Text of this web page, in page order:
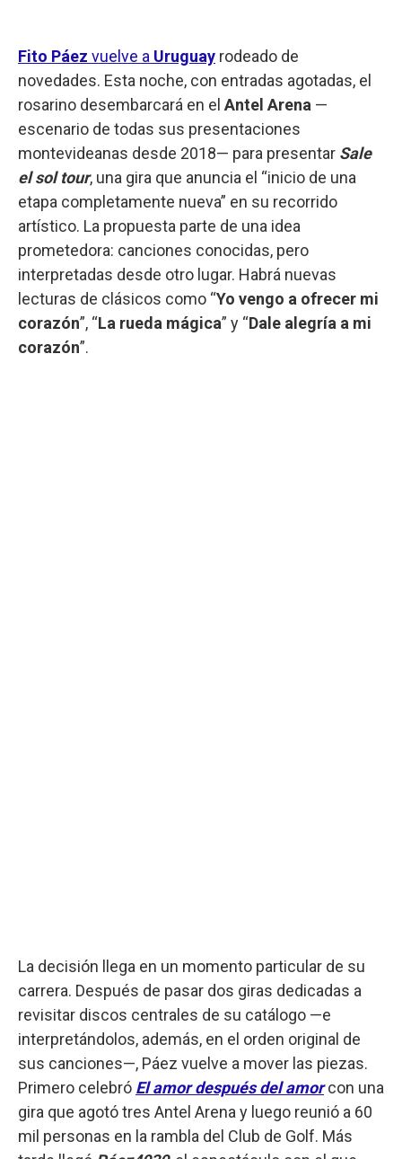
Fito Páez vuelve a Uruguay rodeado de
novedades. Esta noche, con entradas agotadas, el
rosarino desembarcará en el Antel Arena —
escenario de todas sus presentaciones
montevideanas desde 2018— para presentar Sale
el sol tour, una gira que anuncia el “inicio de una
etapa completamente nueva” en su recorrido
artístico. La propuesta parte de una idea
prometedora: canciones conocidas, pero
interpretadas desde otro lugar. Habrá nuevas
lecturas de clásicos como “Yo vengo a ofrecer mi
corazón”, “La rueda mágica” y “Dale alegría a mi
corazón”.
La decisión llega en un momento particular de su
carrera. Después de pasar dos giras dedicadas a
revisitar discos centrales de su catálogo —e
interpretándolos, además, en el orden original de
sus canciones—, Páez vuelve a mover las piezas.
Primero celebró El amor después del amorcon una
gira que agotó tres Antel Arena y luego reunió a 60
mil personas en la rambla del Club de Golf. Más